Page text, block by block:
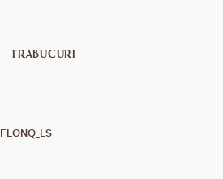
TRABUCURI
FLONQ_LS